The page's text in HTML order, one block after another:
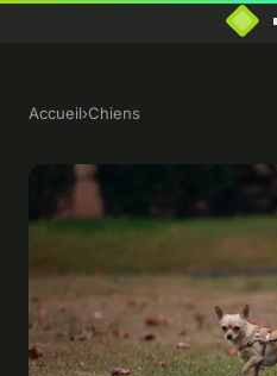
Accueil›Chiens